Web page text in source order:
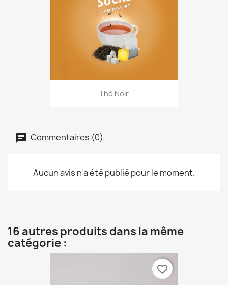
Thé Noir
Commentaires (0)
Aucun avis n'a été publié pour le moment.
16 autres produits dans la même
catégorie :
favorite_border